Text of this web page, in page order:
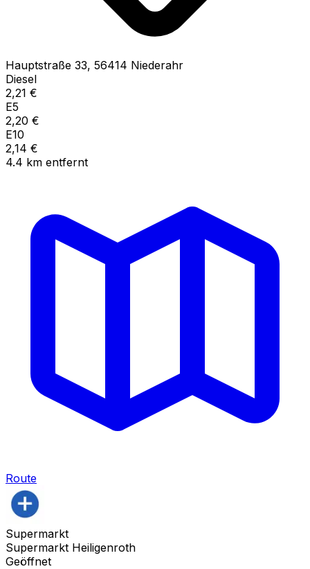
Hauptstraße 33, 56414 Niederahr
Diesel
2,21 €
E5
2,20 €
E10
2,14 €
4.4 km entfernt
Route
Supermarkt
Supermarkt Heiligenroth
Geöffnet